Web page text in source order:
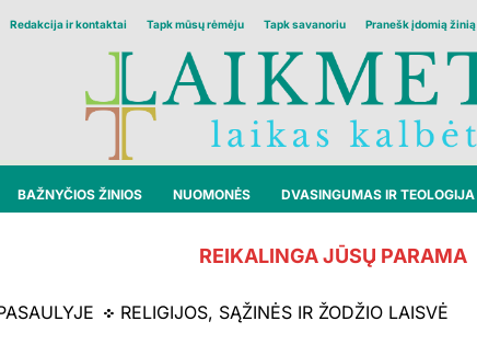
Redakcija ir kontaktai Tapk mūsų rėmėju Tapk savanoriu Pranešk įdomią žinią
BAŽNYČIOS ŽINIOS NUOMONĖS DVASINGUMAS IR TEOLOGIJA
REIKALINGA JŪSŲ PARAMA
RELIGIJOS, SĄŽINĖS IR ŽODŽIO LAISVĖ